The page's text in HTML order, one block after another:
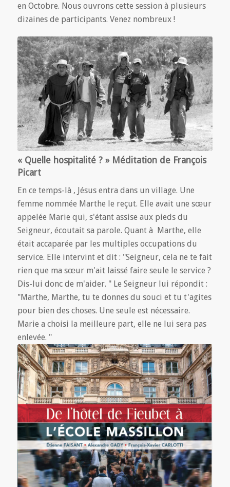
en Octobre. Nous ouvrons cette session à plusieurs
dizaines de participants. Venez nombreux !
« Quelle hospitalité ? » Méditation de François
Picart
En ce temps-là , Jésus entra dans un village. Une
femme nommée Marthe le reçut. Elle avait une sœur
appelée Marie qui, s'étant assise aux pieds du
Seigneur, écoutait sa parole. Quant à Marthe, elle
était accaparée par les multiples occupations du
service. Elle intervint et dit : "Seigneur, cela ne te fait
rien que ma sœur m'ait laissé faire seule le service ?
Dis-lui donc de m'aider. " Le Seigneur lui répondit :
"Marthe, Marthe, tu te donnes du souci et tu t'agites
pour bien des choses. Une seule est nécessaire.
Marie a choisi la meilleure part, elle ne lui sera pas
enlevée. "